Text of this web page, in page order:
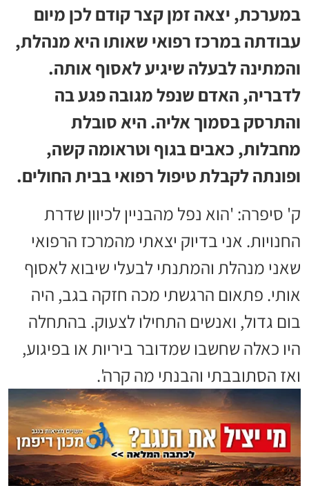
במערכת, יצאה זמן קצר קודם לכן מיום
עבודתה במרכז רפואי שאותו היא מנהלת,
והמתינה לבעלה שיגיע לאסוף אותה.
לדבריה, האדם שנפל מגובה פגע בה
והתרסק בסמוך אליה. היא סובלת
מחבלות, כאבים בגוף וטראומה קשה,
ופונתה לקבלת טיפול רפואי בבית החולים.
ק' סיפרה: 'הוא נפל מהבניין לכיוון שדרת
החנויות. אני בדיוק יצאתי מהמרכז הרפואי
שאני מנהלת והמתנתי לבעלי שיבוא לאסוף
אותי. פתאום הרגשתי מכה חזקה בגב, היה
בום גדול, ואנשים התחילו לצעוק. בהתחלה
היו כאלה שחשבו שמדובר ביריות או בפיגוע,
ואז הסתובבתי והבנתי מה קרה'.